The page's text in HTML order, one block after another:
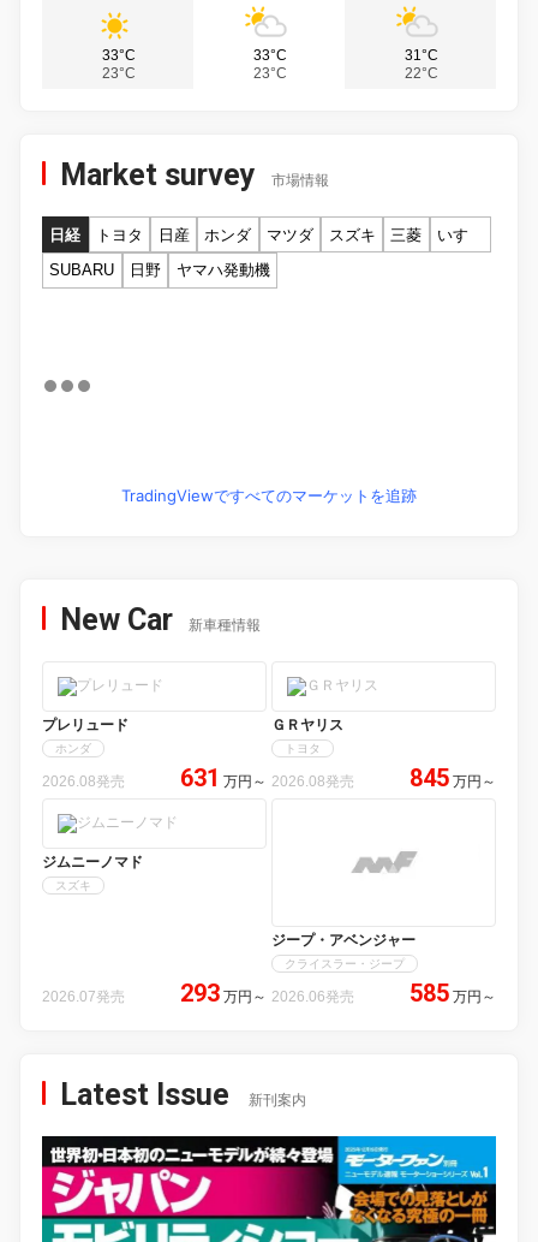
33°C
23°C
33°C
23°C
31°C
22°C
Market survey 市場情報
日経 トヨタ 日産 ホンダ マツダ スズキ 三菱
いすゞ
SUBARU
日野 ヤマハ発動機
TradingViewですべてのマーケットを追跡
New Car 新車種情報
プレリュード
ホンダ
2026.08発売 631 万円 ～
ＧＲヤリス
トヨタ
2026.08発売 845 万円 ～
ジムニーノマド
スズキ
2026.07発売 293 万円 ～
ジープ・アベンジャー
クライスラー・ジープ
2026.06発売 585 万円 ～
Latest Issue 新刊案内